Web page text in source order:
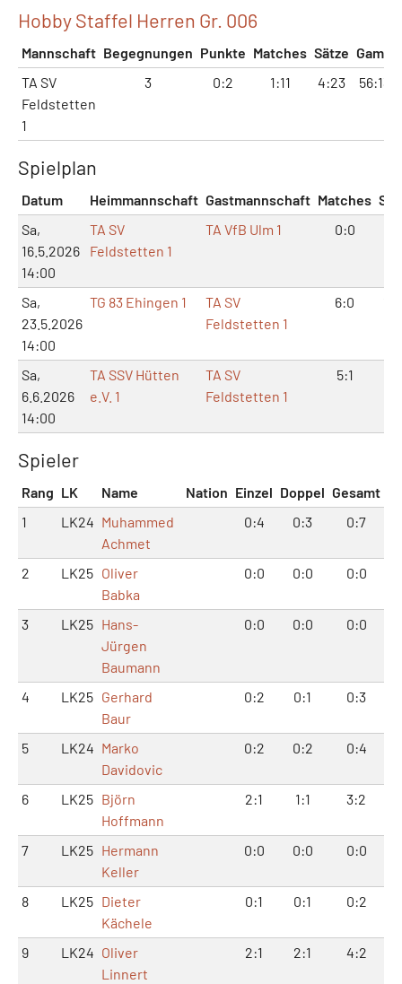
Hobby Staffel Herren Gr. 006
Mannschaft Begegnungen Punkte Matches Sätze Games
TA SV
Feldstetten
1
3 0:2 1:11 4:23 56:138
Spielplan
Datum Heimmannschaft Gastmannschaft Matches
Sa,
16.5.2026
14:00
TA SV
Feldstetten 1
TA VfB Ulm 1 0:0
Sa,
23.5.2026
14:00
TG 83 Ehingen 1
TA SV
Feldstetten 1
6:0
Sa,
6.6.2026
14:00
TA SSV Hütten
e.V. 1
TA SV
Feldstetten 1
5:1
Spieler
Rang LK Name Nation Einzel Doppel Gesamt
1
LK24 Muhammed
Achmet
0:4 0:3 0:7
2 LK25 Oliver
Babka
0:0 0:0 0:0
3 LK25 Hans-
Jürgen
Baumann
0:0 0:0 0:0
4 LK25 Gerhard
Baur
0:2 0:1 0:3
5 LK24 Marko
Davidovic
0:2 0:2 0:4
6 LK25 Björn
Hoffmann
2:1 1:1 3:2
7 LK25 Hermann
Keller
0:0 0:0 0:0
8 LK25 Dieter
Kächele
0:1 0:1 0:2
9 LK24 Oliver
Linnert
2:1 2:1 4:2